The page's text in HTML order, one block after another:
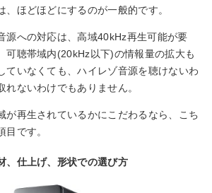
、ほどほどにするのが一般的です。
源への対応は、高域40kHz再生可能が要
可聴帯域内(20kHz以下)の情報量の拡大も
ていなくても、ハイレゾ音源を聴けないわ
れないわけでもありません。
が再生されているかにこだわるなら、こち
目です。
、仕上げ、形状での選び方